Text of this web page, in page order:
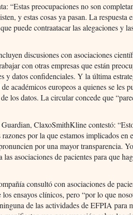
“Estas preocupaciones no son
y estas cosas ya pasan. La respuesta
puede contraatacar las alegaciones y
discusiones con asociaciones
con otras empresas que están
y datos confidenciales. Y la última
académicos europeos a quienes se les
los datos. La circular concede que
ClaxoSmithKline contestó:
por la que estamos implicados en
por una mayor transparencia.
asociaciones de pacientes para que
consultó con asociaciones de
ensayos clínicos, pero “por lo que
de las actividades de EFPIA para